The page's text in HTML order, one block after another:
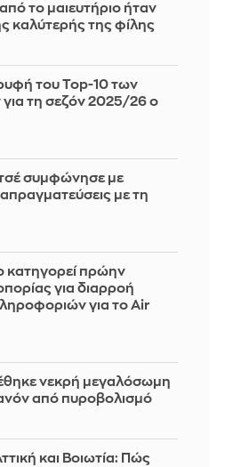
το μαιευτήριο ήταν
καλύτερής της φίλης
του Top-10 των
τη σεζόν 2025/26 ο
συμφώνησε με
με τη
κατηγορεί πρώην
για διαρροή
για το Air
νεκρή μεγαλόσωμη
από πυροβολισμό
και Βοιωτία: Πώς